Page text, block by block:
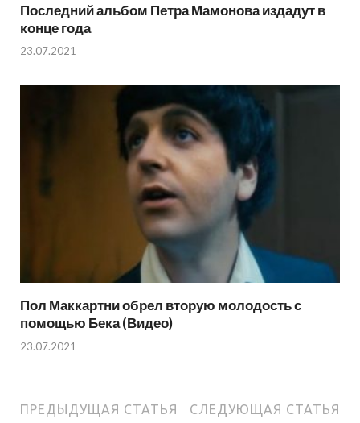
Последний альбом Петра Мамонова издадут в
конце года
23.07.2021
Пол Маккартни обрел вторую молодость с
помощью Бека (Видео)
23.07.2021
ПРЕДЫДУЩАЯ СТАТЬЯ СЛЕДУЮЩАЯ СТАТЬЯ